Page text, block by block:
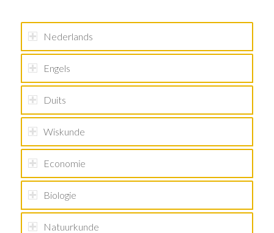
Nederlands
Engels
Duits
Wiskunde
Economie
Biologie
Natuurkunde